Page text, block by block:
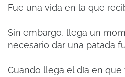
Fue una vida en la que
Sin embargo, llega un
necesario dar una patada
Cuando llega el día en